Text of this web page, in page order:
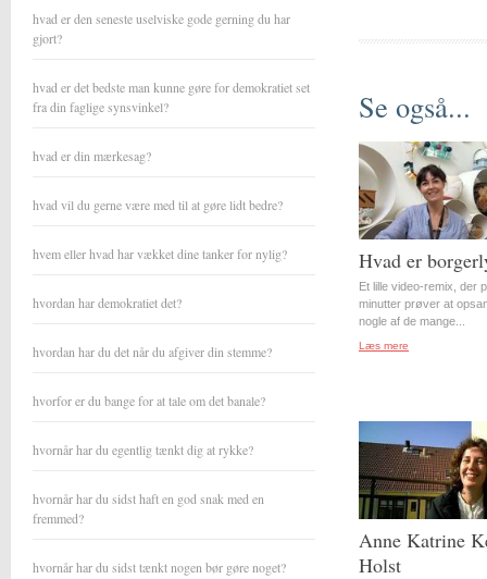
hvad er den seneste uselviske gode gerning du har
gjort?
hvad er det bedste man kunne gøre for demokratiet set
fra din faglige synsvinkel?
hvad er din mærkesag?
hvad vil du gerne være med til at gøre lidt bedre?
hvem eller hvad har vækket dine tanker for nylig?
hvordan har demokratiet det?
hvordan har du det når du afgiver din stemme?
hvorfor er du bange for at tale om det banale?
hvornår har du egentlig tænkt dig at rykke?
hvornår har du sidst haft en god snak med en
fremmed?
hvornår har du sidst tænkt nogen bør gøre noget?
Se også...
Hvad er
Et lille video-remix, der
minutter prøver at
nogle af de mange...
Læs mere
Anne Katrine
Holst